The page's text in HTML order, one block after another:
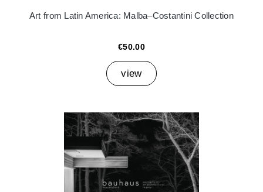
Art from Latin America: Malba–Costantini Collection
€50.00
view